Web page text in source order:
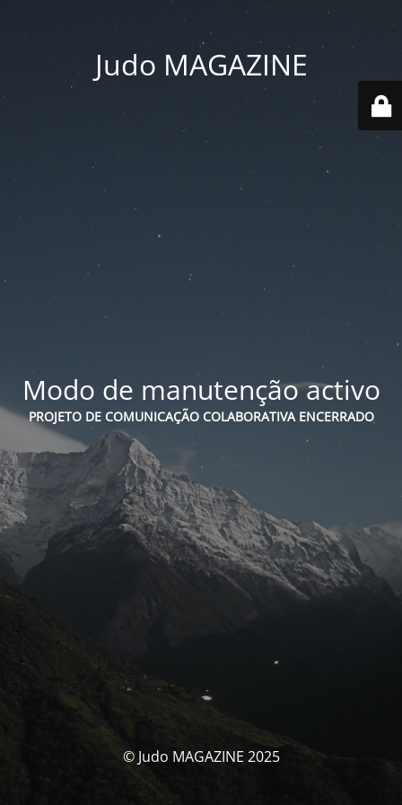
Judo MAGAZINE
Modo de manutenção activo
PROJETO DE COMUNICAÇÃO COLABORATIVA ENCERRADO
© Judo MAGAZINE 2025